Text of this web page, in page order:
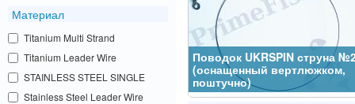
Материал
Titanium Multi Strand
Titanium Leader Wire
STAINLESS STEEL SINGLE
Stainless Steel Leader Wire
Поводок UKRSPIN струна
(оснащенный вертлюжком,
поштучно)